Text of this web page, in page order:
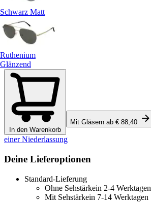
Schwarz Matt
Ruthenium
Glänzend
In den Warenkorb
Mit Gläsern ab € 88,40
einer Niederlassung
Deine Lieferoptionen
Standard-Lieferung
Ohne Sehstärkein 2-4 Werktagen
Mit Sehstärkein 7-14 Werktagen